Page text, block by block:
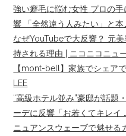
強い癖毛に悩む女性 プロの
響 「全然違う人みたい」と本
なぜYouTubeで大反響？ 元
持される理由 | ニコニコニュ
【mont-bell】家族でシェア
LEE
“高級ホテル並み”豪邸が話題
ーデに反響「お若くてキレイ …
ニュアンスウェーブで魅せる